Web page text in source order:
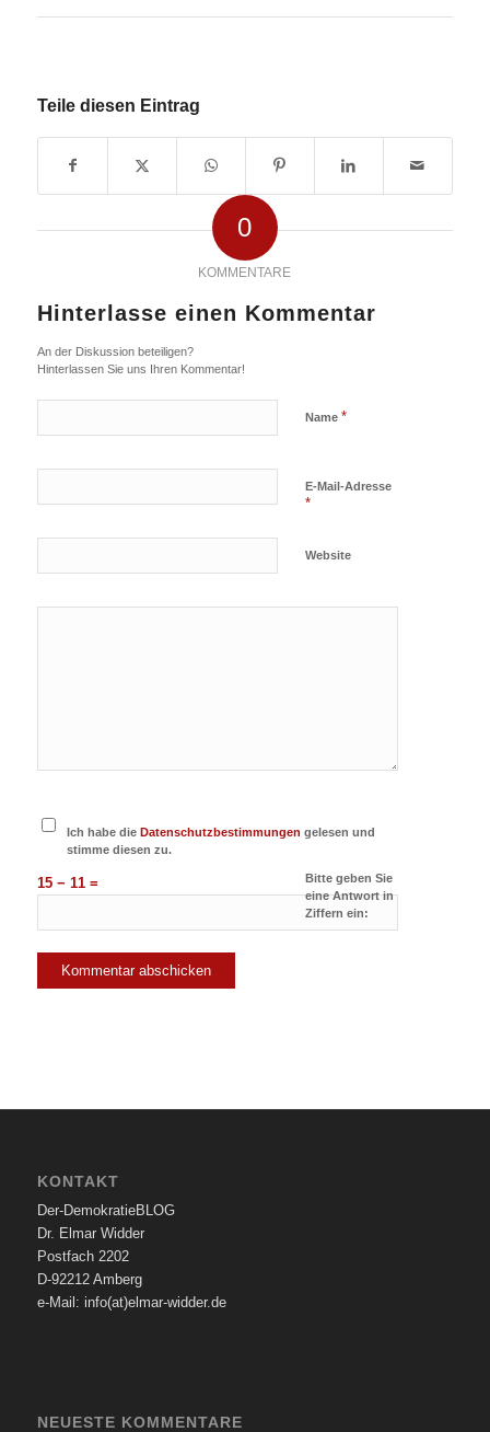
Teile diesen Eintrag
0
KOMMENTARE
Hinterlasse einen Kommentar
An der Diskussion beteiligen?
Hinterlassen Sie uns Ihren Kommentar!
Name *
E-Mail-Adresse
*
Website
Ich habe die Datenschutzbestimmungen gelesen und
stimme diesen zu.
Bitte geben Sie
eine Antwort in
Ziffern ein:
15 − 11 =
KONTAKT
Der-DemokratieBLOG
Dr. Elmar Widder
Postfach 2202
D-92212 Amberg
e-Mail: info(at)elmar-widder.de
NEUESTE KOMMENTARE